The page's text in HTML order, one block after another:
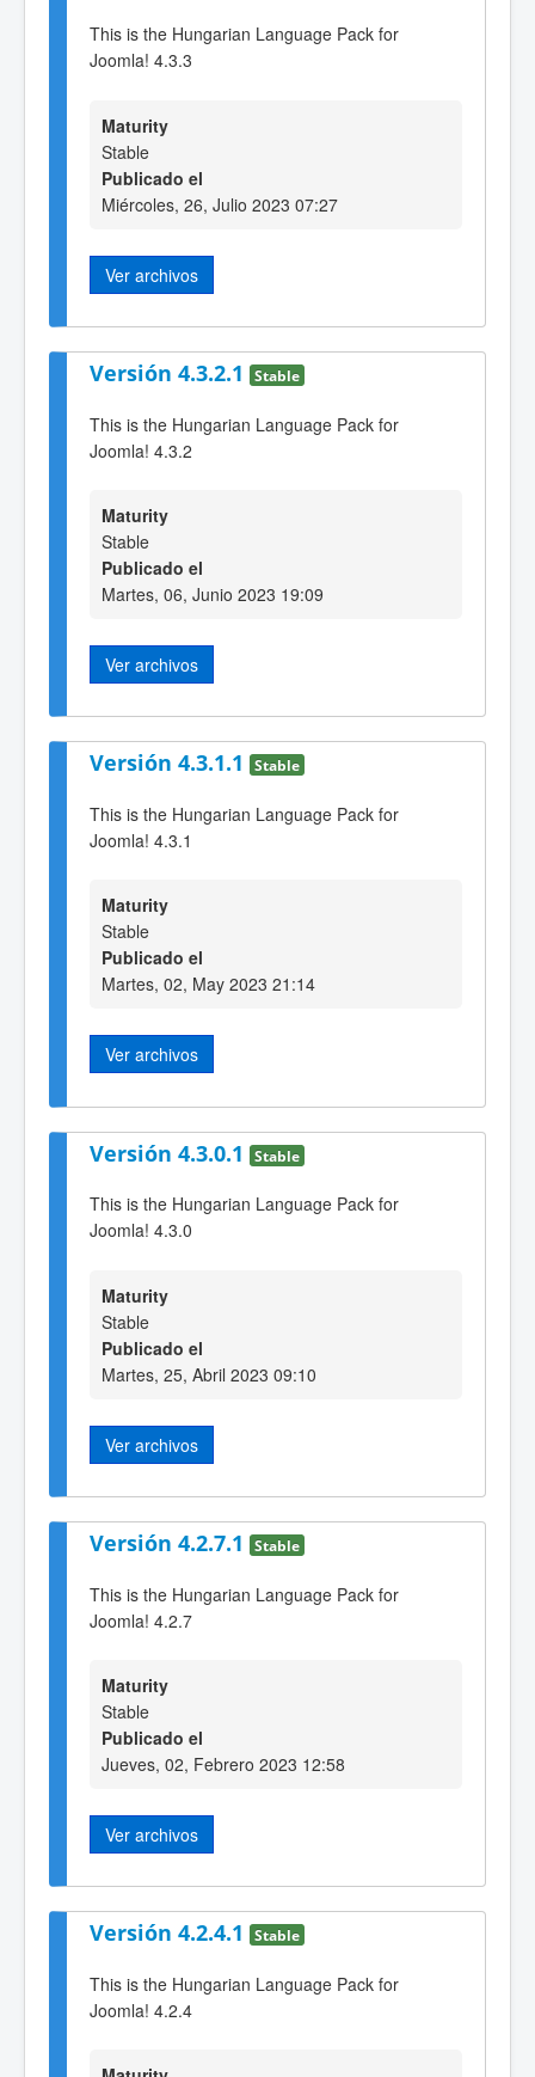
This is the Hungarian Language Pack for
Joomla! 4.3.3
Maturity
Stable
Publicado el
Miércoles, 26, Julio 2023 07:27
Ver archivos
Versión 4.3.2.1 Stable
This is the Hungarian Language Pack for
Joomla! 4.3.2
Maturity
Stable
Publicado el
Martes, 06, Junio 2023 19:09
Ver archivos
Versión 4.3.1.1 Stable
This is the Hungarian Language Pack for
Joomla! 4.3.1
Maturity
Stable
Publicado el
Martes, 02, May 2023 21:14
Ver archivos
Versión 4.3.0.1 Stable
This is the Hungarian Language Pack for
Joomla! 4.3.0
Maturity
Stable
Publicado el
Martes, 25, Abril 2023 09:10
Ver archivos
Versión 4.2.7.1 Stable
This is the Hungarian Language Pack for
Joomla! 4.2.7
Maturity
Stable
Publicado el
Jueves, 02, Febrero 2023 12:58
Ver archivos
Versión 4.2.4.1 Stable
This is the Hungarian Language Pack for
Joomla! 4.2.4